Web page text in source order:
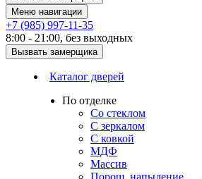
Меню навигации
+7 (985) 997-11-35
8:00 - 21:00, без выходных
Вызвать замерщика
Каталог дверей
По отделке
Со стеклом
С зеркалом
С ковкой
МДФ
Массив
Порош. напыление